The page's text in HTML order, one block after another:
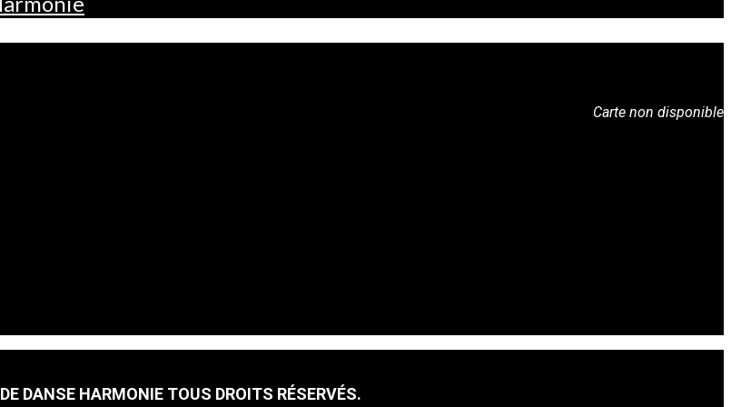
Carte non disponible
DANSE HARMONIE TOUS DROITS RÉSERVÉS.